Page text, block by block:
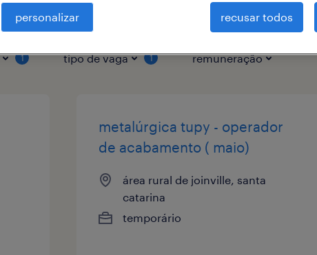
1 tipo de vaga 1 remuneração
metalúrgica tupy - operador
de acabamento ( maio)
área rural de joinville, santa
catarina
temporário
personalizar recusar todos